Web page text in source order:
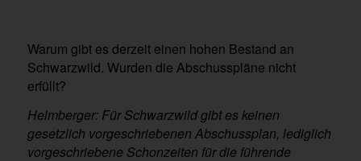
Warum gibt es derzeit einen hohen Bestand an
Schwarzwild. Wurden die Abschusspläne nicht
erfüllt?
Helmberger: Für Schwarzwild gibt es keinen
gesetzlich vorgeschriebenen Abschussplan, lediglich
vorgeschriebene Schonzeiten für die führende